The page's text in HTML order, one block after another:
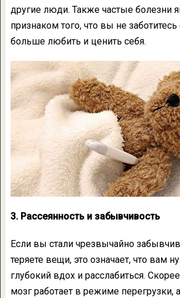
другие люди. Также частые болезни
признаком того, что вы не заботитесь
больше любить и ценить себя.
3. Рассеянность и забывчивость
Если вы стали чрезвычайно
теряете вещи, это означает, что вам
глубокий вдох и расслабиться.
мозг работает в режиме перегрузки,